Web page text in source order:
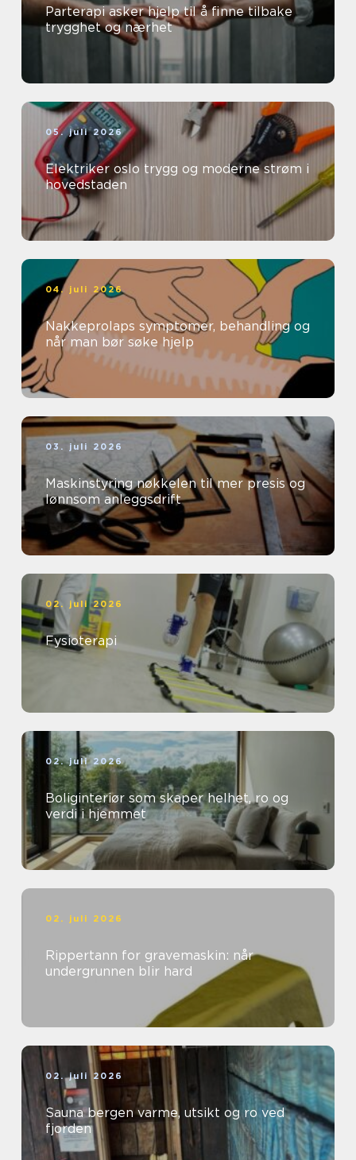
Parterapi asker hjelp til å finne tilbake
trygghet og nærhet
05. juli 2026
Elektriker oslo trygg og moderne strøm i
hovedstaden
04. juli 2026
Nakkeprolaps symptomer, behandling og
når man bør søke hjelp
03. juli 2026
Maskinstyring nøkkelen til mer presis og
lønnsom anleggsdrift
02. juli 2026
Fysioterapi
02. juli 2026
Boliginteriør som skaper helhet, ro og
verdi i hjemmet
02. juli 2026
Rippertann for gravemaskin: når
undergrunnen blir hard
02. juli 2026
Sauna bergen varme, utsikt og ro ved
fjorden